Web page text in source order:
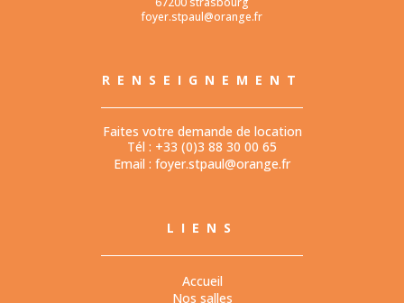
foyer.stpaul@orange.fr
RENSEIGNEMENT
Faites votre demande de location
Tél : +33 (0)3 88 30 00 65
Email : foyer.stpaul@orange.fr
LIENS
Accueil
Nos salles